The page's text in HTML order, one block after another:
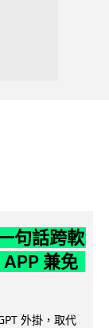
句話跨軟
兼免
外掛，取代